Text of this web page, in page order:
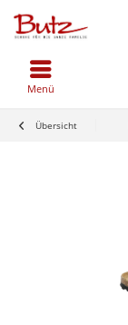
Menü
Übersicht